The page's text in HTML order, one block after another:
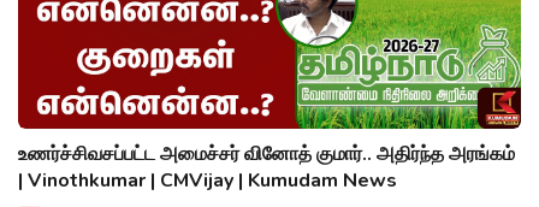
உணர்ச்சிவசப்பட்ட அமைச்சர் வினோத் குமார்.. அதிர்ந்த அரங்கம்
| Vinothkumar | CMVijay | Kumudam News